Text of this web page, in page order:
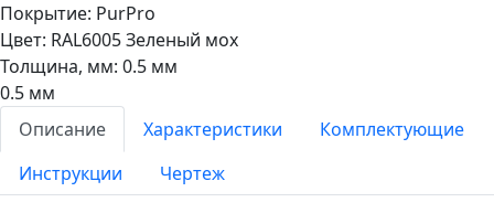
Покрытие: PurPro
Цвет: RAL6005 Зеленый мох
Толщина, мм: 0.5 мм
0.5 мм
Описание
Характеристики
Комплектующие
Инструкции
Чертеж